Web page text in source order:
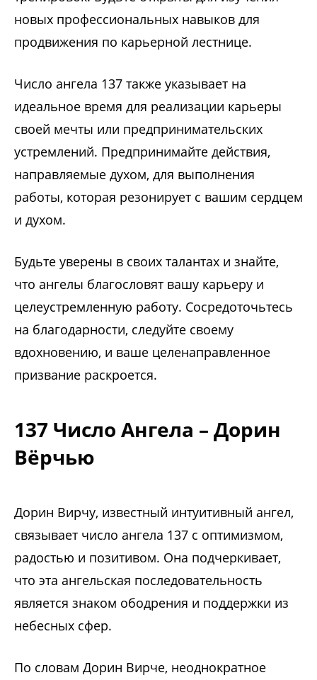
новых профессиональных навыков для
продвижения по карьерной лестнице.
Число ангела 137 также указывает на
идеальное время для реализации карьеры
своей мечты или предпринимательских
устремлений. Предпринимайте действия,
направляемые духом, для выполнения
работы, которая резонирует с вашим сердцем
и духом.
Будьте уверены в своих талантах и ​​знайте,
что ангелы благословят вашу карьеру и
целеустремленную работу. Сосредоточьтесь
на благодарности, следуйте своему
вдохновению, и ваше целенаправленное
призвание раскроется.
137 Число Ангела – Дорин
Вёрчью
Дорин Вирчу, известный интуитивный ангел,
связывает число ангела 137 с оптимизмом,
радостью и позитивом. Она подчеркивает,
что эта ангельская последовательность
является знаком ободрения и поддержки из
небесных сфер.
По словам Дорин Вирче, неоднократное